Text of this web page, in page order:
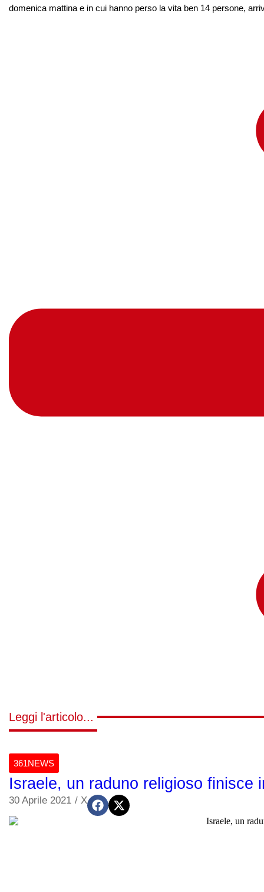
domenica mattina e in cui hanno perso la vita ben 14 persone,
Leggi l'articolo...
361NEWS
Israele, un raduno religioso finisce
30 Aprile 2021 / X